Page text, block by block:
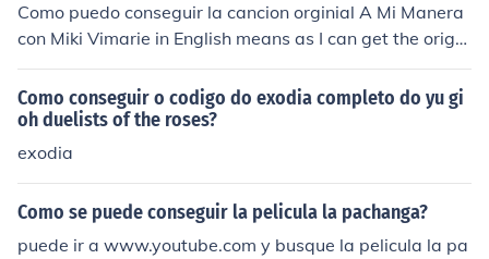
Como puedo conseguir la cancion orginial A Mi Manera
con Miki Vimarie in English means as I can get the orign
al song My Way by Miki Vimarie.
Como conseguir o codigo do exodia completo do yu gi
oh duelists of the roses?
exodia
Como se puede conseguir la pelicula la pachanga?
puede ir a www.youtube.com y busque la pelicula la pa